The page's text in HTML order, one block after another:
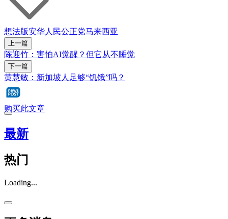
想法版安华人民公正党马来西亚
上一篇
陈迎竹：害怕AI觉醒？但它从不睡觉
下一篇
黄慧敏：新加坡人足够“饥饿”吗？
购买此文章
最新
热门
Loading...